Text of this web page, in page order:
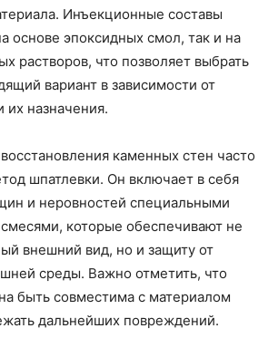
Инъекционные составы
основе эпоксидных смол, так и на
растворов, что позволяет выбрать
вариант в зависимости от
их назначения.
каменных стен часто
шпатлевки. Он включает в себя
и неровностей специальными
которые обеспечивают не
внешний вид, но и защиту от
среды. Важно отметить, что
быть совместима с материалом
дальнейших повреждений.